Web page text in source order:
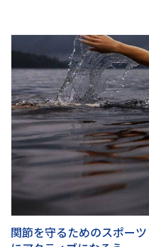
関節を守るためのスポー